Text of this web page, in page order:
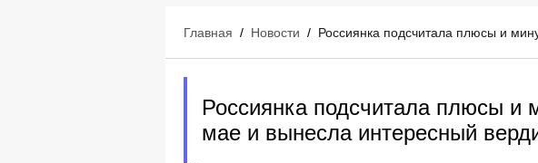
Главная / Новости / Россиянка подсчитала плюсы и
Россиянка подсчитала плюсы и
мае и вынесла интересный